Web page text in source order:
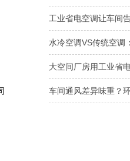
工业省电空调让车间
水冷空调VS传统空
大空间厂房用工业省
车间通风差异味重？